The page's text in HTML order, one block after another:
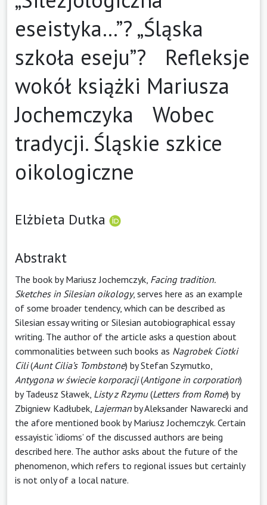
eseistyka…”? „Śląska
szkoła eseju”? Refleksje
wokół książki Mariusza
Jochemczyka Wobec
tradycji. Śląskie szkice
oikologiczne
Elżbieta Dutka
Abstrakt
The book by Mariusz Jochemczyk, Facing tradition.
Sketches in Silesian oikology, serves here as an example
of some broader tendency, which can be described as
Silesian essay writing or Silesian autobiographical essay
writing. The author of the article asks a question about
commonalities between such books as Nagrobek Ciotki
Cili(Aunt Cilia’s Tombstone) by Stefan Szymutko,
Antygona w świecie korporacji(Antigone in corporation)
by Tadeusz Sławek, Listy z Rzymu(Letters from Rome) by
Zbigniew Kadłubek, Lajerman by Aleksander Nawarecki and
the afore mentioned book by Mariusz Jochemczyk. Certain
essayistic ‘idioms’ of the discussed authors are being
described here. The author asks about the future of the
phenomenon, which refers to regional issues but certainly
is not only of a local nature.